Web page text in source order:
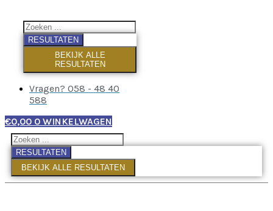
RESULTATEN
BEKIJK ALLE
RESULTATEN
Vragen? 058 - 48 40
588
€0,00 0 WINKELWAGEN
RESULTATEN
BEKIJK ALLE RESULTATEN